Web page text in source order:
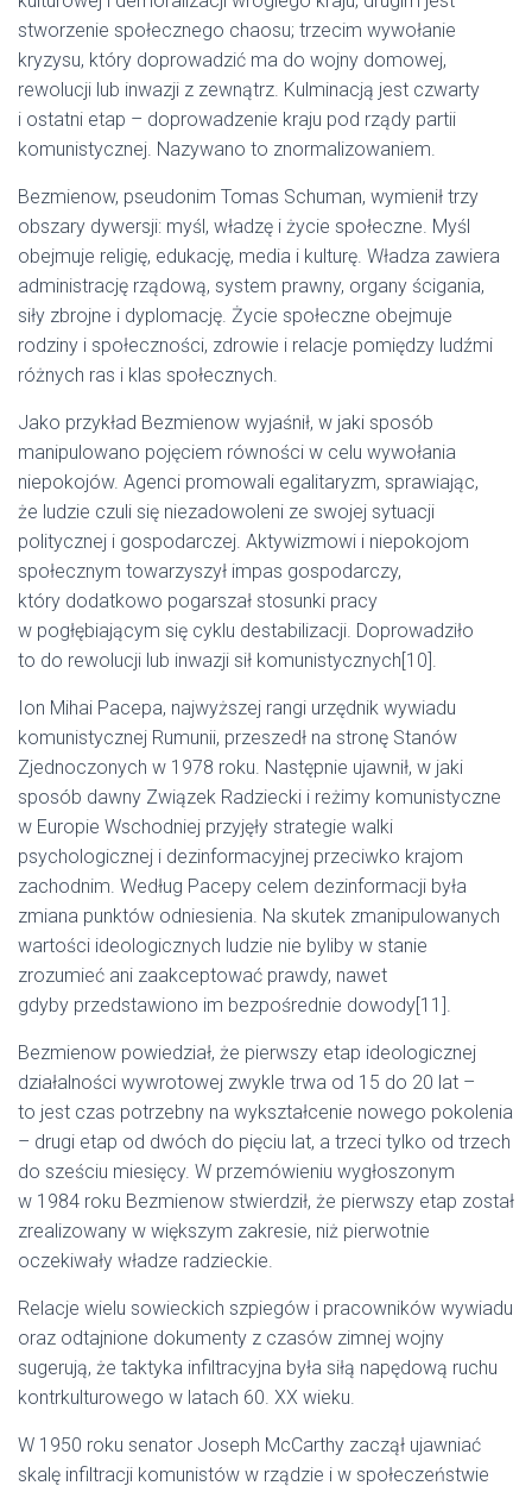
stworzenie społecznego chaosu; trzecim wywołanie
kryzysu, który doprowadzić ma do wojny domowej,
rewolucji lub inwazji z zewnątrz. Kulminacją jest czwarty
i ostatni etap – doprowadzenie kraju pod rządy partii
komunistycznej. Nazywano to znormalizowaniem.
Bezmienow, pseudonim Tomas Schuman, wymienił trzy
obszary dywersji: myśl, władzę i życie społeczne. Myśl
obejmuje religię, edukację, media i kulturę. Władza zawiera
administrację rządową, system prawny, organy ścigania,
siły zbrojne i dyplomację. Życie społeczne obejmuje
rodziny i społeczności, zdrowie i relacje pomiędzy ludźmi
różnych ras i klas społecznych.
Jako przykład Bezmienow wyjaśnił, w jaki sposób
manipulowano pojęciem równości w celu wywołania
niepokojów. Agenci promowali egalitaryzm, sprawiając,
że ludzie czuli się niezadowoleni ze swojej sytuacji
politycznej i gospodarczej. Aktywizmowi i niepokojom
społecznym towarzyszył impas gospodarczy,
który dodatkowo pogarszał stosunki pracy
w pogłębiającym się cyklu destabilizacji. Doprowadziło
to do rewolucji lub inwazji sił komunistycznych[10].
Ion Mihai Pacepa, najwyższej rangi urzędnik wywiadu
komunistycznej Rumunii, przeszedł na stronę Stanów
Zjednoczonych w 1978 roku. Następnie ujawnił, w jaki
sposób dawny Związek Radziecki i reżimy komunistyczne
w Europie Wschodniej przyjęły strategie walki
psychologicznej i dezinformacyjnej przeciwko krajom
zachodnim. Według Pacepy celem dezinformacji była
zmiana punktów odniesienia. Na skutek zmanipulowanych
wartości ideologicznych ludzie nie byliby w stanie
zrozumieć ani zaakceptować prawdy, nawet
gdyby przedstawiono im bezpośrednie dowody[11].
Bezmienow powiedział, że pierwszy etap ideologicznej
działalności wywrotowej zwykle trwa od 15 do 20 lat –
to jest czas potrzebny na wykształcenie nowego pokolenia
– drugi etap od dwóch do pięciu lat, a trzeci tylko od trzech
do sześciu miesięcy. W przemówieniu wygłoszonym
w 1984 roku Bezmienow stwierdził, że pierwszy etap został
zrealizowany w większym zakresie, niż pierwotnie
oczekiwały władze radzieckie.
Relacje wielu sowieckich szpiegów i pracowników wywiadu
oraz odtajnione dokumenty z czasów zimnej wojny
sugerują, że taktyka infiltracyjna była siłą napędową ruchu
kontrkulturowego w latach 60. XX wieku.
W 1950 roku senator Joseph McCarthy zaczął ujawniać
skalę infiltracji komunistów w rządzie i w społeczeństwie